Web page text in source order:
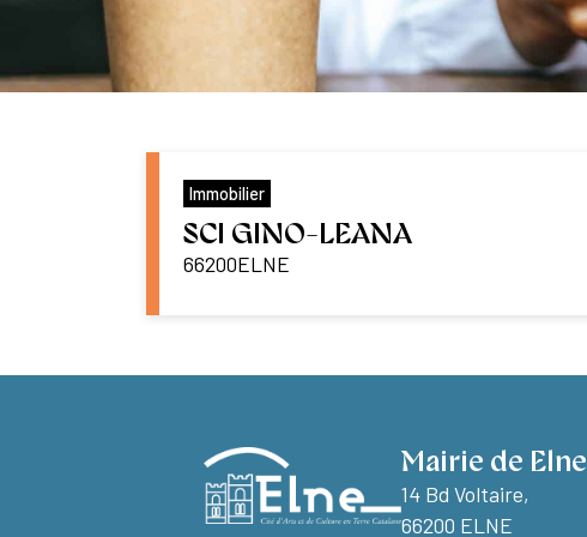
Immobilier
SCI GINO-LEANA
66200ELNE
Mairie de Elne
14 Bd Voltaire,
66200 ELNE